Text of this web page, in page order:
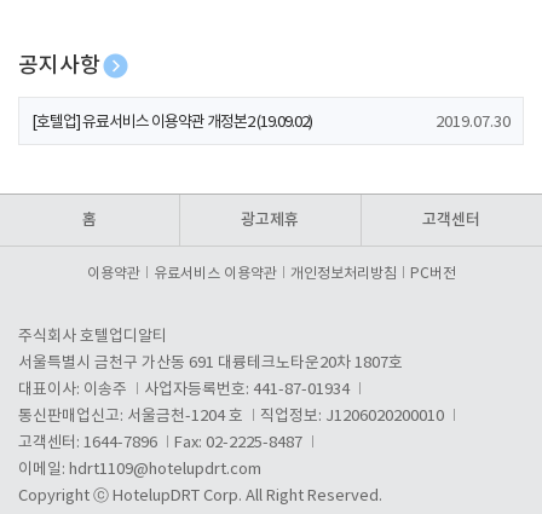
공지사항
[호텔업] 개인정보 처리방침 개정본1 (19.09.02)
[호텔업] 유료서비스 이용약관 개정본2 (19.09.02) 2019.07.30
홈 광고제휴 고객센터
이용약관 유료서비스 이용약관 개인정보처리방침 PC버전
주식회사 호텔업디알티
서울특별시 금천구 가산동 691 대륭테크노타운20차 1807호
대표이사: 이송주
사업자등록번호: 441-87-01934
통신판매업신고: 서울금천-1204 호
직업정보: J1206020200010
고객센터: 1644-7896
Fax: 02-2225-8487
이메일: hdrt1109@hotelupdrt.com
Copyright ⓒ HotelupDRT Corp. All Right Reserved.